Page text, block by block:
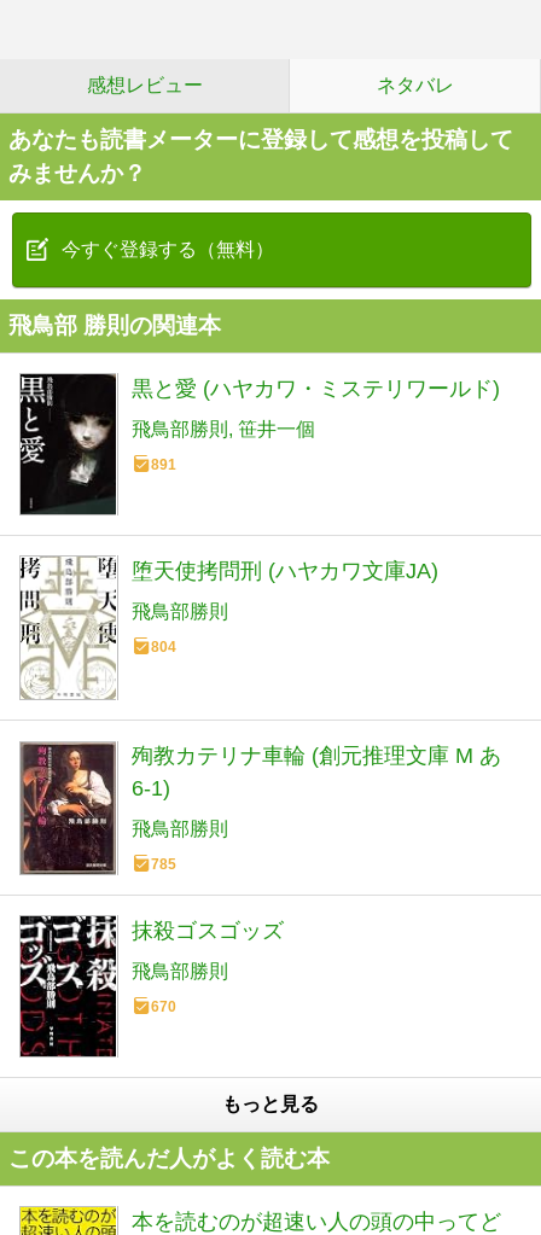
感想レビュー ネタバレ
あなたも読書メーターに登録して感想を投稿して
みませんか？
今すぐ登録する（無料）
飛鳥部 勝則の関連本
黒と愛 (ハヤカワ・ミステリワールド)
飛鳥部勝則 笹井一個
891
堕天使拷問刑 (ハヤカワ文庫JA)
飛鳥部勝則
804
殉教カテリナ車輪 (創元推理文庫 M あ
6-1)
飛鳥部勝則
785
抹殺ゴスゴッズ
飛鳥部勝則
670
もっと見る
この本を読んだ人がよく読む本
本を読むのが超速い人の頭の中ってど